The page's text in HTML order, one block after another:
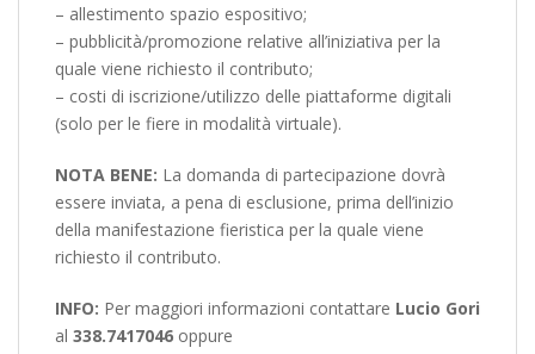
– allestimento spazio espositivo;
– pubblicità/promozione relative all’iniziativa per la
quale viene richiesto il contributo;
– costi di iscrizione/utilizzo delle piattaforme digitali
(solo per le fiere in modalità virtuale).
NOTA BENE: La domanda di partecipazione dovrà
essere inviata, a pena di esclusione, prima dell’inizio
della manifestazione fieristica per la quale viene
richiesto il contributo.
INFO: Per maggiori informazioni contattare Lucio Gori
al 338.7417046 oppure